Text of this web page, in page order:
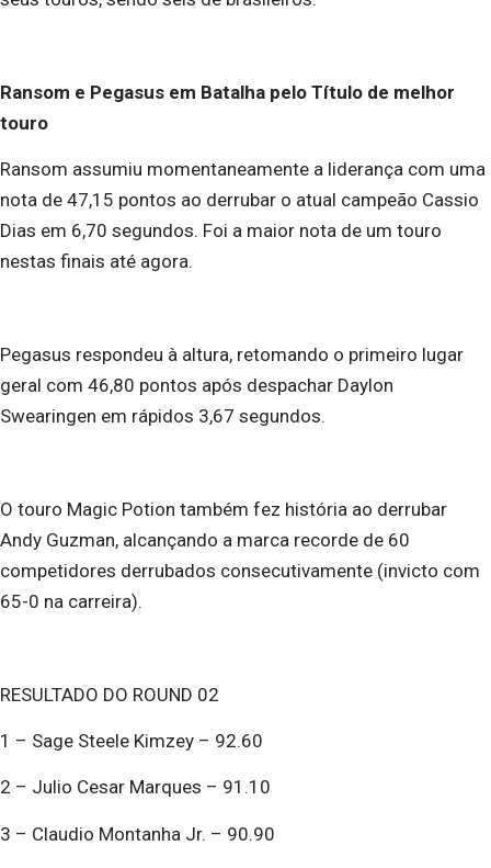
Ransom e Pegasus em Batalha pelo Título de melhor
touro
Ransom assumiu momentaneamente a liderança com uma
nota de 47,15 pontos ao derrubar o atual campeão Cassio
Dias em 6,70 segundos. Foi a maior nota de um touro
nestas finais até agora.
Pegasus respondeu à altura, retomando o primeiro lugar
geral com 46,80 pontos após despachar Daylon
Swearingen em rápidos 3,67 segundos.
O touro Magic Potion também fez história ao derrubar
Andy Guzman, alcançando a marca recorde de 60
competidores derrubados consecutivamente (invicto com
65-0 na carreira).
RESULTADO DO ROUND 02
1 – Sage Steele Kimzey – 92.60
2 – Julio Cesar Marques – 91.10
3 – Claudio Montanha Jr. – 90.90